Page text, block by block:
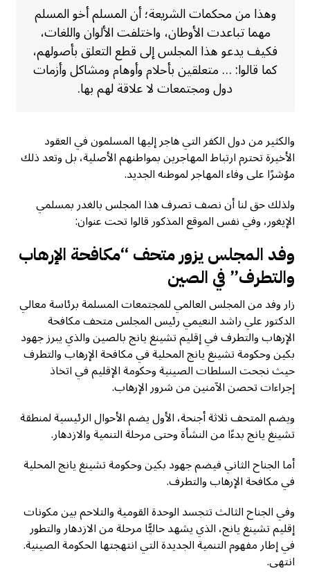
وهذا من محكمات الشريعة؛ أن المسلم أخو المسلم
مهما تباعدت الأوطان، واختلفت الألوان واللغات،
فكيف يدعو هذا المجلس إلى قطع التعلق بأصولهم،
كما قالوا: … متعلقين بأحلام وأوهام ومشاكل وأزمات
دول ومجتمعات لا علاقة لهم بها.
والكثير من دول الكفر التي هاجر إليها المسلمون في العقود
الأخيرة تحترم ارتباط المهاجرين بمواطنهم الأصلية، بل وتعد ذلك
مؤشرًا على وفاء المهاجر لموطنه الجديد.
ولذلك حق لنا أن نصف تصرف هذا المجلس بالغدر بمسلمي
الإيغور، وفي نفس الموقع المذكور قالوا تحت عنوان:
وفد المجلس يزور متحف “مكافحة الإرهاب
والتطرف” في الصين
زار وفد من المجلس العالمي للمجتمعات المسلمة برئاسة معالي
الدكتور علي راشد النعيمي رئيس المجلس متحف مكافحة
الإرهاب والتطرف في إقليم تشينغ يانج بالصين والذي يبرز جهود
بكين وحكومة تشينغ يانج المحلية في مكافحة الإرهاب والتطرف
حيث نجحت السلطات الصينية وحكومة الإقليم في اتخاذ
إجراءات تحصن الآمنين من شرور الإرهاب.
ويضم المتحف ثلاثة أجنحة، الأول يضم الأحوال الرئيسية لمنطقة
تشينغ يانج بدءًا من النشأة وحتى مرحلة التنمية والازدهار.
أما الجناح الثاني فيضم جهود بكين وحكومة تشينغ يانج المحلية
في مكافحة الإرهاب والتطرف.
وفي الجناح الثالث تتجسد الوحدة القومية والتلاحم بين مكونات
إقليم تشينغ يانج، الذي يشهد حاليًّا مرحلة من الازدهار والتطور
في إطار مفهوم التنمية الجديدة التي انتهجتها الحكومة الصينية.
انتهى.